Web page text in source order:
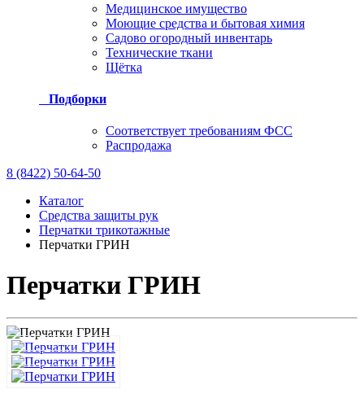
Медицинское имущество
Моющие средства и бытовая химия
Садово огородный инвентарь
Технические ткани
Щётка
Подборки
Соответствует требованиям ФСС
Распродажа
8 (8422) 50-64-50
Каталог
Средства защиты рук
Перчатки трикотажные
Перчатки ГРИН
Перчатки ГРИН